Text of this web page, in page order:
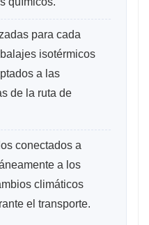
para cada
isotérmicos
a las
de la ruta de
conectados a
a los
climáticos
el transporte.